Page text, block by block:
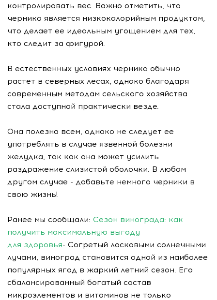
контролировать вес. Важно отметить, что
черника является низкокалорийным продуктом,
что делает ее идеальным угощением для тех,
кто следит за фигурой.
В естественных условиях черника обычно
растет в северных лесах, однако благодаря
современным методам сельского хозяйства
стала доступной практически везде.
Она полезна всем, однако не следует ее
употреблять в случае язвенной болезни
желудка, так как она может усилить
раздражение слизистой оболочки. В любом
другом случае - добавьте немного черники в
свою жизнь!
Ранее мы сообщали: Сезон винограда: как
получить максимальную выгоду
для здоровья- Согретый ласковыми солнечными
лучами, виноград становится одной из наиболее
популярных ягод в жаркий летний сезон. Его
сбалансированный богатый состав
микроэлементов и витаминов не только